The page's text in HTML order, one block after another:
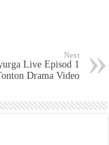
Next
Live Episod 1
Drama Video